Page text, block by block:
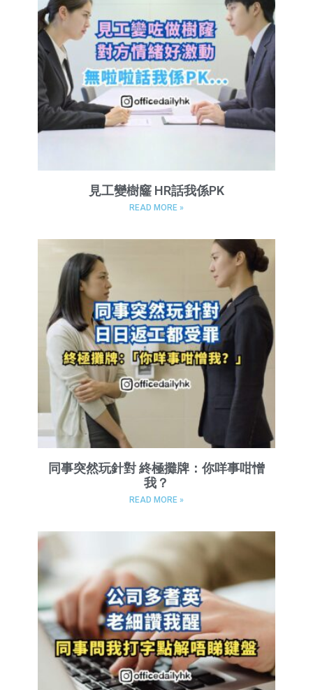
見工變樹窿 HR話我係PK
READ MORE »
同事突然玩針對 終極攤牌：你咩事咁憎
我？
READ MORE »